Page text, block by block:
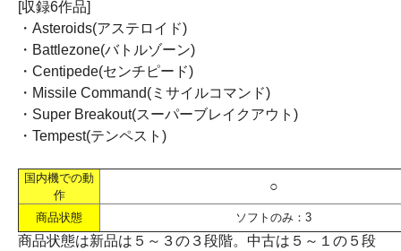
[収録6作品]
・Asteroids(アステロイド)
・Battlezone(バトルゾーン)
・Centipede(センチピード)
・Missile Command(ミサイルコマンド)
・Super Breakout(スーパーブレイクアウト)
・Tempest(テンペスト)
国内機での動
作
○
商品状態 ソフトのみ：3
商品状態は新品は５～３の３段階。中古は５～１の５段